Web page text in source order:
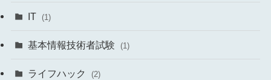
IT (1)
基本情報技術者試験 (1)
ライフハック (2)